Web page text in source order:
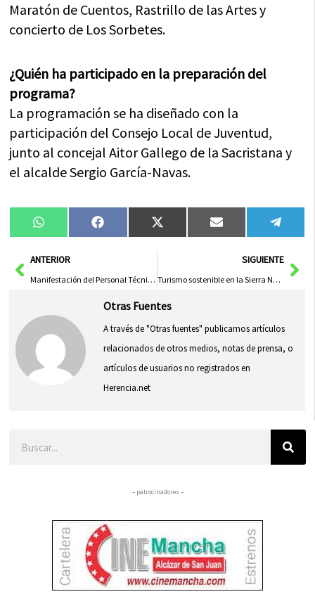
Maratón de Cuentos, Rastrillo de las Artes y
concierto de Los Sorbetes.
¿Quién ha participado en la preparación del
programa?
La programación se ha diseñado con la
participación del Consejo Local de Juventud,
junto al concejal Aitor Gallego de la Sacristana y
el alcalde Sergio García-Navas.
Compartir
en
WhatsAppCompartir
en
FacebookCompartir
en
X
(Twitter)
Compartir
en
Email
en
AntANTERIOR
Manifestación del Personal Técnico Sanitario en el Hospital de Cuenca: Exigen Mejoras Laborales y Salariales
SIGUIENTE
Turismo sostenible en la Sierra Norte de Guadalajara: reducción de la huella de carbono
Otras Fuentes
A través de "Otras fuentes" publicamos artículos
relacionados de otros medios, notas de prensa, o
artículos de usuarios no registrados en
Herencia.net
– patrocinadores –